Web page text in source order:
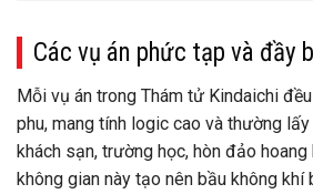
Các vụ án phức tạp và đầy
Mỗi vụ án trong Thám tử Kindaichi
phu, mang tính logic cao và thường
khách sạn, trường học, hòn đảo
không gian này tạo nên bầu không